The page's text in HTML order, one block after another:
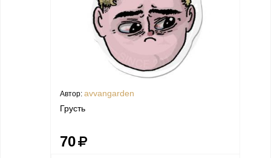
Автор: avvangarden
Грусть
70